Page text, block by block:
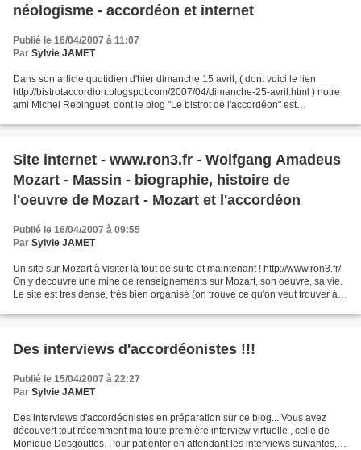
néologisme - accordéon et internet
Publié le 16/04/2007 à 11:07
Par Sylvie JAMET
Dans son article quotidien d'hier dimanche 15 avril, ( dont voici le lien
http://bistrotaccordion.blogspot.com/2007/04/dimanche-25-avril.html ) notre
ami Michel Rebinguet, dont le blog "Le bistrot de l'accordéon" est
Site internet - www.ron3.fr - Wolfgang Amadeus
Mozart - Massin - biographie, histoire de
l'oeuvre de Mozart - Mozart et l'accordéon
Publié le 16/04/2007 à 09:55
Par Sylvie JAMET
Un site sur Mozart à visiter là tout de suite et maintenant ! http://www.ron3.fr/
On y découvre une mine de renseignements sur Mozart, son oeuvre, sa vie.
Le site est très dense, très bien organisé (on trouve ce qu'on veut trouver à
Des interviews d'accordéonistes !!!
Publié le 15/04/2007 à 22:27
Par Sylvie JAMET
Des interviews d'accordéonistes en préparation sur ce blog... Vous avez
découvert tout récemment ma toute première interview virtuelle , celle de
Monique Desgouttes. Pour patienter en attendant les interviews suivantes,